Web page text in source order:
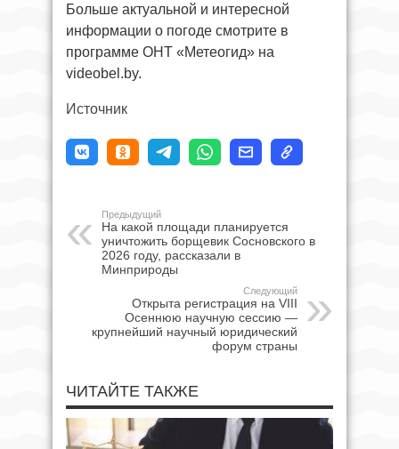
Больше актуальной и интересной
информации о погоде смотрите в
программе ОНТ «Метеогид» на
videobel.by.
Источник
Предыдущий
На какой площади планируется
уничтожить борщевик Сосновского в
2026 году, рассказали в
Минприроды
Следующий
Открыта регистрация на VIII
Осеннюю научную сессию —
крупнейший научный юридический
форум страны
ЧИТАЙТЕ ТАКЖЕ